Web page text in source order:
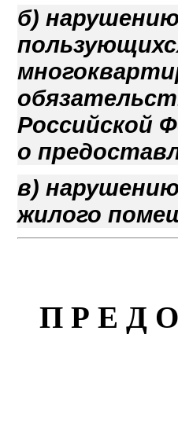
б)
Российской
о
в)
жилого
П Р Е Д